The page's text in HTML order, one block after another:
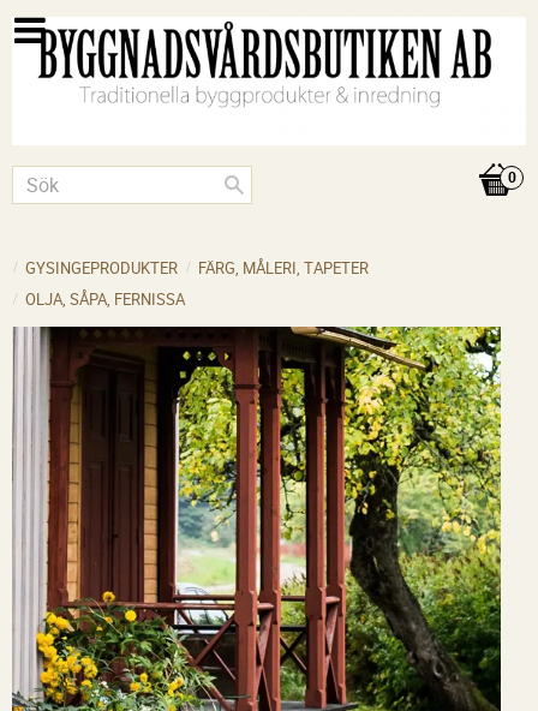
GYSINGEPRODUKTER
FÄRG, MÅLERI, TAPETER
OLJA, SÅPA, FERNISSA